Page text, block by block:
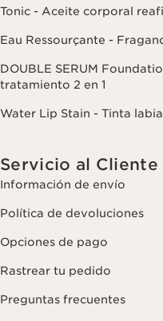
Tonic - Aceite corporal
Eau Ressourçante -
DOUBLE SERUM
tratamiento 2 en 1
Water Lip Stain - Tinta
Servicio al Cliente
Información de envío
Política de devoluciones
Opciones de pago
Rastrear tu pedido
Preguntas frecuentes